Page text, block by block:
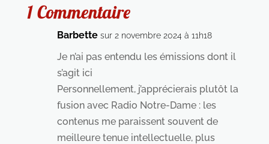
1 Commentaire
Barbette sur 2 novembre 2024 à 11h18
Je n’ai pas entendu les émissions dont il
s’agit ici
Personnellement, j’apprécierais plutôt la
fusion avec Radio Notre-Dame : les
contenus me paraissent souvent de
meilleure tenue intellectuelle, plus